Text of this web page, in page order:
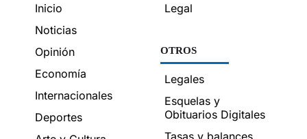
Inicio
Noticias
Opinión
Economía
Internacionales
Deportes
Legal
OTROS
Legales
Esquelas y
Obituarios Digitales
Tasas y balances